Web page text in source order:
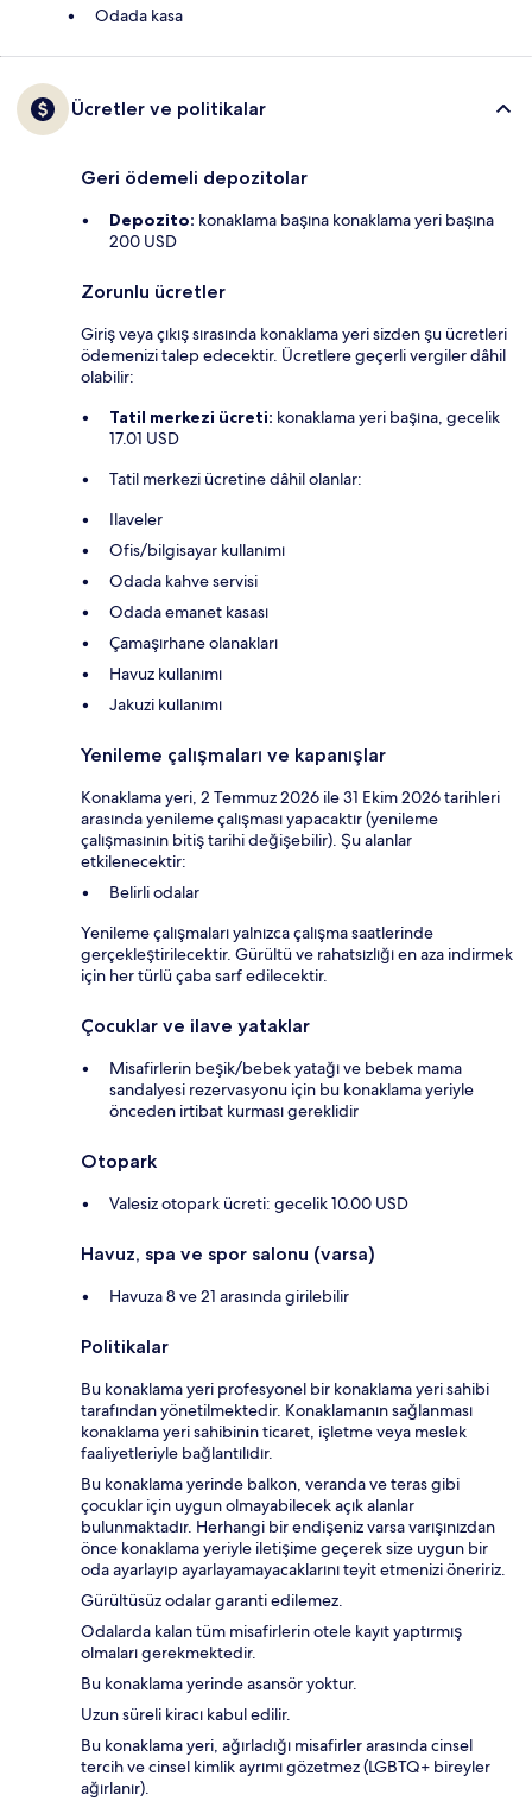
Odada kasa
Ücretler ve politikalar
Geri ödemeli depozitolar
Depozito: konaklama başına konaklama yeri başına
200 USD
Zorunlu ücretler
Giriş veya çıkış sırasında konaklama yeri sizden şu ücretleri
ödemenizi talep edecektir. Ücretlere geçerli vergiler dâhil
olabilir:
Tatil merkezi ücreti: konaklama yeri başına, gecelik
17.01 USD
Tatil merkezi ücretine dâhil olanlar:
Ilaveler
Ofis/bilgisayar kullanımı
Odada kahve servisi
Odada emanet kasası
Çamaşırhane olanakları
Havuz kullanımı
Jakuzi kullanımı
Yenileme çalışmaları ve kapanışlar
Konaklama yeri, 2 Temmuz 2026 ile 31 Ekim 2026 tarihleri
arasında yenileme çalışması yapacaktır (yenileme
çalışmasının bitiş tarihi değişebilir). Şu alanlar
etkilenecektir:
Belirli odalar
Yenileme çalışmaları yalnızca çalışma saatlerinde
gerçekleştirilecektir. Gürültü ve rahatsızlığı en aza indirmek
için her türlü çaba sarf edilecektir.
Çocuklar ve ilave yataklar
Misafirlerin beşik/bebek yatağı ve bebek mama
sandalyesi rezervasyonu için bu konaklama yeriyle
önceden irtibat kurması gereklidir
Otopark
Valesiz otopark ücreti: gecelik 10.00 USD
Havuz, spa ve spor salonu (varsa)
Havuza 8 ve 21 arasında girilebilir
Politikalar
Bu konaklama yeri profesyonel bir konaklama yeri sahibi
tarafından yönetilmektedir. Konaklamanın sağlanması
konaklama yeri sahibinin ticaret, işletme veya meslek
faaliyetleriyle bağlantılıdır.
Bu konaklama yerinde balkon, veranda ve teras gibi
çocuklar için uygun olmayabilecek açık alanlar
bulunmaktadır. Herhangi bir endişeniz varsa varışınızdan
önce konaklama yeriyle iletişime geçerek size uygun bir
oda ayarlayıp ayarlayamayacaklarını teyit etmenizi öneririz.
Gürültüsüz odalar garanti edilemez.
Odalarda kalan tüm misafirlerin otele kayıt yaptırmış
olmaları gerekmektedir.
Bu konaklama yerinde asansör yoktur.
Uzun süreli kiracı kabul edilir.
Bu konaklama yeri, ağırladığı misafirler arasında cinsel
tercih ve cinsel kimlik ayrımı gözetmez (LGBTQ+ bireyler
ağırlanır).